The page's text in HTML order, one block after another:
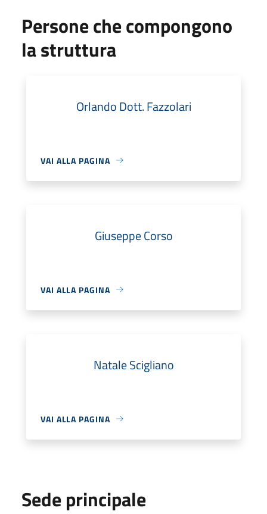
Persone che compongono
la struttura
Orlando Dott. Fazzolari
VAI ALLA PAGINA
Giuseppe Corso
VAI ALLA PAGINA
Natale Scigliano
VAI ALLA PAGINA
Sede principale